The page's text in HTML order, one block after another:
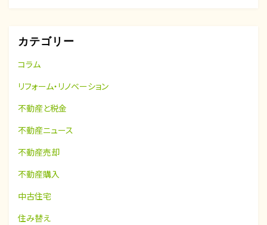
カテゴリー
コラム
リフォーム・リノベーション
不動産と税金
不動産ニュース
不動産売却
不動産購入
中古住宅
住み替え